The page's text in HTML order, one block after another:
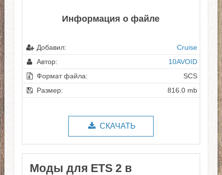
Информация о файле
Добавил:
Cruise
Автор:
10AVOID
Формат файла:
SCS
Размер:
816.0 mb
СКАЧАТЬ
Моды для ETS 2 в